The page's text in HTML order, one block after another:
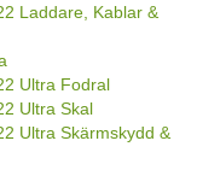
Laddare, Kablar &
Ultra Fodral
Ultra Skal
Ultra Skärmskydd &